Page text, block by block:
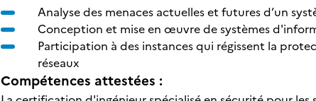
Analyse des menaces actuelles et futures d’un
Conception et mise en œuvre de systèmes
Participation à des instances qui régissent la
réseaux
Compétences attestées :